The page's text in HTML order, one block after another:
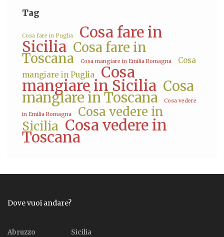
Tag
Cosa fare in Puglia Cosa fare in
Sicilia Cosa fare in
Toscana Cosa mangiare in Emilia Romagna
Cosa
mangiare in Puglia
Cosa
mangiare in Sicilia Cosa
mangiare in Toscana Cosa vedere
in Emilia Romagna
Cosa vedere in
Sicilia Cosa vedere in
Toscana
Dove vuoi andare?
Abruzzo
Sicilia